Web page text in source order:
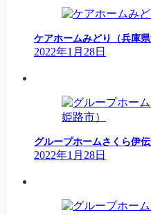
ケアホームみどり（兵庫県
2022年1月28日
グループホームさくら伊
2022年1月28日